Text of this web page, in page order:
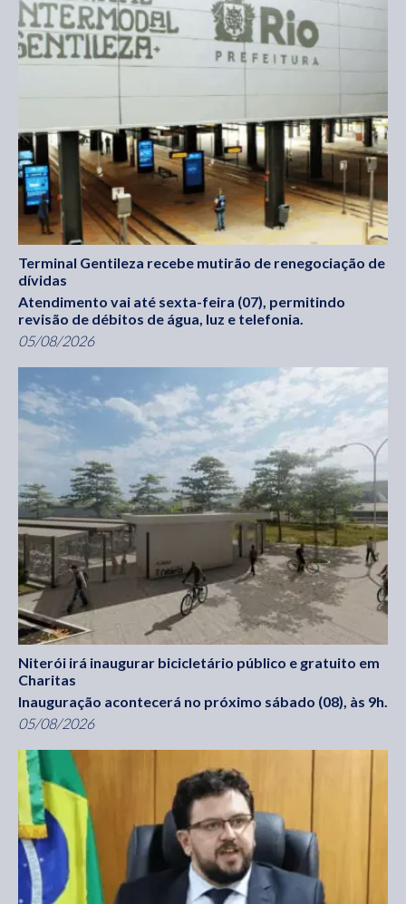
Terminal Gentileza recebe mutirão de renegociação de
dívidas
Atendimento vai até sexta-feira (07), permitindo
revisão de débitos de água, luz e telefonia.
05/08/2026
Niterói irá inaugurar bicicletário público e gratuito em
Charitas
Inauguração acontecerá no próximo sábado (08), às 9h.
05/08/2026